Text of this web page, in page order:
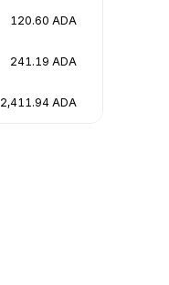
120.60 ADA
241.19 ADA
2,411.94 ADA